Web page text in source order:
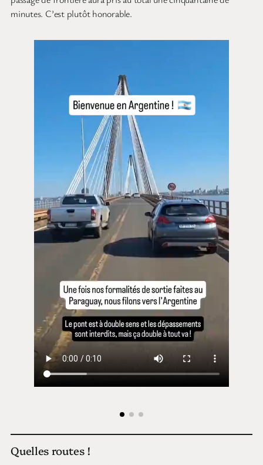
minutes. C’est plutôt honorable.
Quelles routes !